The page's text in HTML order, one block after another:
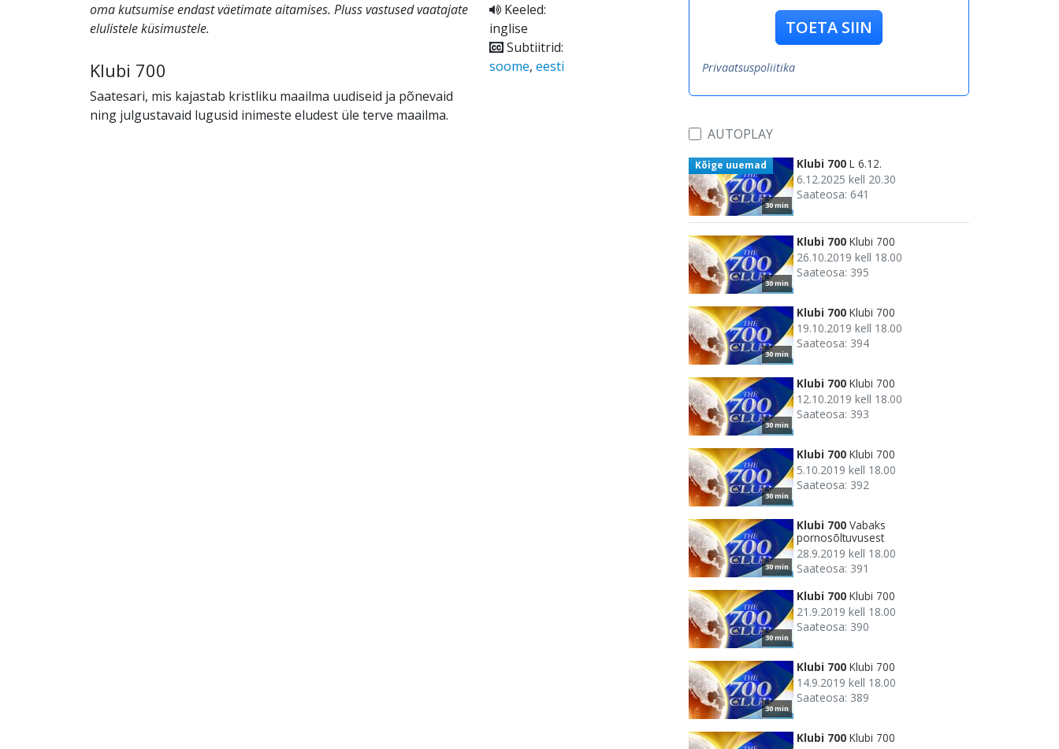
oma kutsumise endast väetimate aitamises. Pluss vastused vaatajate
elulistele küsimustele.
Klubi 700
Saatesari, mis kajastab kristliku maailma uudiseid ja põnevaid
ning julgustavaid lugusid inimeste eludest üle terve maailma.
Keeled:
inglise
Subtiitrid:
soome, eesti
TOETA SIIN
Privaatsuspoliitika
AUTOPLAY
30 min
Kõige uuemad Klubi 700 L 6.12.
6.12.2025 kell 20.30
Saateosa: 641
30 min
Klubi 700 Klubi 700
26.10.2019 kell 18.00
Saateosa: 395
30 min
Klubi 700 Klubi 700
19.10.2019 kell 18.00
Saateosa: 394
30 min
Klubi 700 Klubi 700
12.10.2019 kell 18.00
Saateosa: 393
30 min
Klubi 700 Klubi 700
5.10.2019 kell 18.00
Saateosa: 392
30 min
Klubi 700 Vabaks
pornosõltuvusest
28.9.2019 kell 18.00
Saateosa: 391
30 min
Klubi 700 Klubi 700
21.9.2019 kell 18.00
Saateosa: 390
30 min
Klubi 700 Klubi 700
14.9.2019 kell 18.00
Saateosa: 389
Klubi 700 Klubi 700